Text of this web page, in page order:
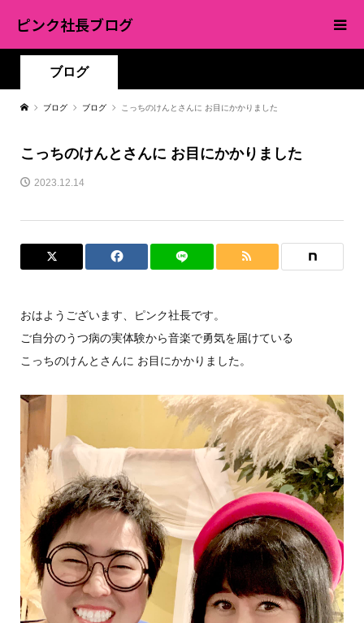
ピンク社長ブログ
ブログ
ブログ ブログ こっちのけんとさんに お目にかかりました
こっちのけんとさんに お目にかかりました
2023.12.14
おはようございます、ピンク社長です。
ご自分のうつ病の実体験から音楽で勇気を届けている
こっちのけんとさんに お目にかかりました。